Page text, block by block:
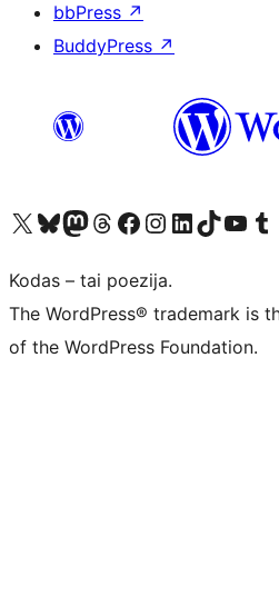
bbPress ↗
BuddyPress ↗
Visit our X (formerly Twitter) account
Apsilankykite mūsų Bluesky paskyroje
Visit our Mastodon account
Apsilankykite mūsų Threads paskyroje
Visit our Facebook page
Visit our Instagram account
Visit our LinkedIn account
Apsilankykite mūsų TikTok
Visit our
Kodas – tai poezija.
The WordPress® trademark is
of the WordPress Foundation.